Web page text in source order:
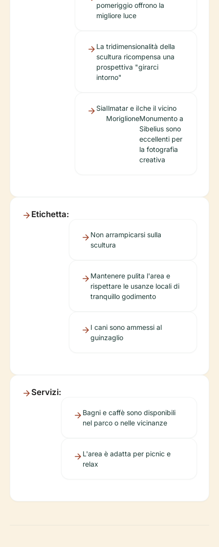
pomeriggio offrono la
migliore luce
La tridimensionalità della
scultura ricompensa una
prospettiva "girarci
intorno"
SiaIlmatar e il
Moriglione
che il vicino
Monumento a
Sibelius sono
eccellenti per
la fotografia
creativa
Etichetta:
Non arrampicarsi sulla
scultura
Mantenere pulita l'area e
rispettare le usanze locali di
tranquillo godimento
I cani sono ammessi al
guinzaglio
Servizi:
Bagni e caffè sono disponibili
nel parco o nelle vicinanze
L'area è adatta per picnic e
relax